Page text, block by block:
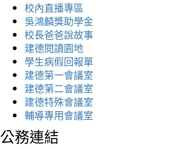
校內直播專區
吳鴻麟獎助學金
校長爸爸說故事
建德閱讀園地
學生病假回報單
建德第一會議室
建德第二會議室
建德特殊會議室
輔導專用會議室
公務連結